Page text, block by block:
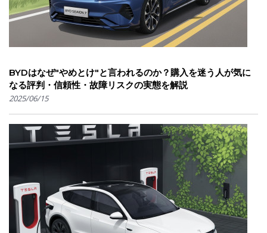
BYDはなぜ"やめとけ"と言われるのか？購入を迷う人が気に
なる評判・信頼性・故障リスクの実態を解説
2025/06/15